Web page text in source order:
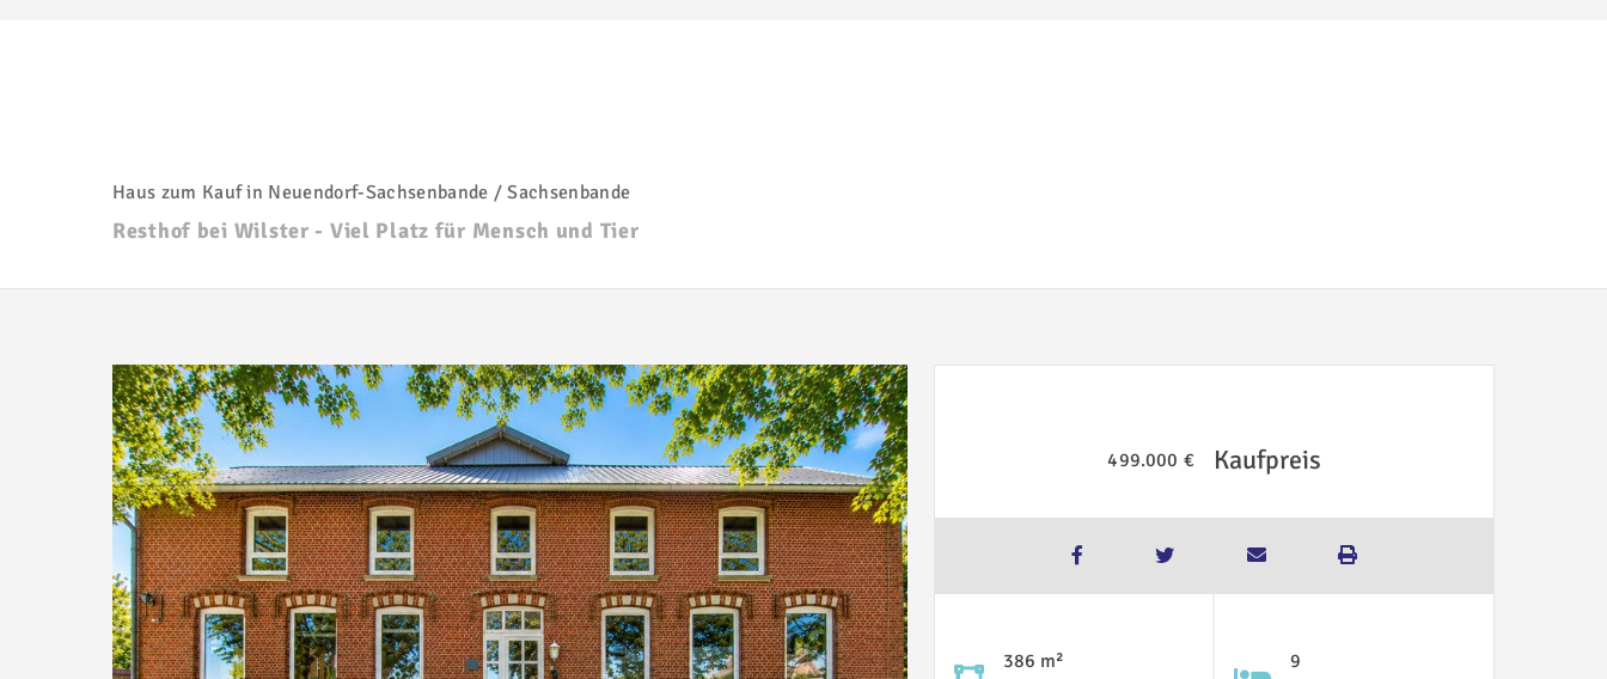
Haus zum Kauf in Neuendorf-Sachsenbande / Sachsenbande
Resthof bei Wilster - Viel Platz für Mensch und Tier
499.000 € Kaufpreis
386 m²
9